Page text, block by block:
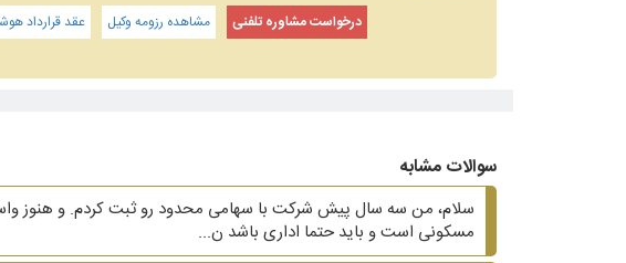
درخواست مشاوره تلفنی مشاهده رزومه وکیل عقد قرارداد
سوالات مشابه
سلام، من سه سال پیش شرکت با سهامی محدود رو ثبت کردم. و هنوز واسش
مسکونی است و باید حتما اداری باشد ن...